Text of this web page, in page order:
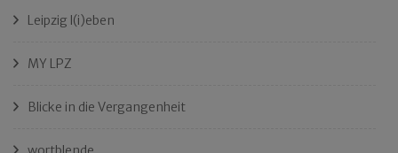
Leipzig l(i)eben
MY LPZ
Blicke in die Vergangenheit